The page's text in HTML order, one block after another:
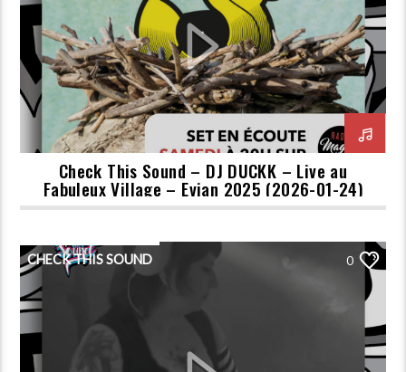
Check This Sound – DJ DUCKK – Live au
Fabuleux Village – Evian 2025 (2026-01-24)
CHECK THIS SOUND 0